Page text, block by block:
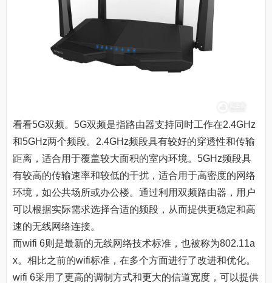
看看5G双频。5G双频是指路由器支持同时工作在2.4GHz
和5GHz两个频段。2.4GHz频段具有较好的穿透性和传输
距离，适合用于覆盖较大面积的室内环境。5GHz频段具
有较高的传输速率和较低的干扰，适合用于高密度的网络
环境，如公共场所或办公楼。通过利用双频路由器，用户
可以根据实际需求选择合适的频段，从而提供更稳定和高
速的无线网络连接。
而wifi 6则是最新的无线网络技术标准，也被称为802.11a
x。相比之前的wifi标准，在多个方面进行了改进和优化。
wifi 6采用了更高的调制方式和更大的信道宽度，可以提供